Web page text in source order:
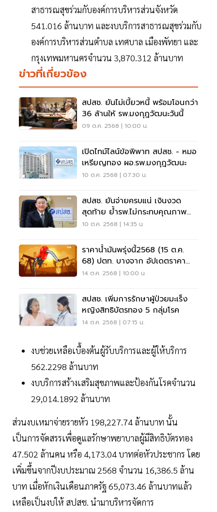
สาธารณสุขร่วมกับองค์การบริหารส่วนจังหวัด
541.016 ล้านบาท และงบบริการสาธารณสุขร่วมกับ
องค์การบริหารส่วนตำบล เทศบาล เมืองพัทยา และ
กรุงเทพมหานครจำนวน 3,870.312 ล้านบาท
ข่าวที่เกี่ยวข้อง
สปสช. ยันไม่เบี้ยวหนี้ พร้อมโอนกว่า
36 ล้านให้ รพ.มงกุฎวัฒนะวันนี้
09 ต.ค. 2568 | 10:00 น.
เปิดไทม์ไลน์ข้อพิพาท สปสช. - หมอ
เหรียญทอง ผอ.รพ.มงกุฎวัฒนะ
10 ต.ค. 2568 | 07:30 น.
สปสช. ยันจ่ายครบแน่ เงินงวด
สุดท้าย ย้ำรพ.ไม่กระทบคุณภาพ
รักษา
10 ต.ค. 2568 | 14:35 น.
ราคาน้ำมันพรุ่งนี้2568 (15 ต.ค.
68) ปตท. บางจาก อัปเดตราคา
ล่าสุด
14 ต.ค. 2568 | 10:00 น.
สปสช. เพิ่มการรักษาผู้ป่วยมะเร็ง
หญิงสิทธิบัตรทอง 5 กลุ่มโรค
14 ต.ค. 2568 | 07:15 น.
งบช่วยเหลือเบื้องต้นผู้รับบริการและผู้ให้บริการ
562.2298 ล้านบาท
งบบริการสร้างเสริมสุขภาพและป้องกันโรคจำนวน
29,014.1892 ล้านบาท
ส่วนงบเหมาจ่ายรายหัว 198,227.74 ล้านบาท นั้น
เป็นการจัดสรรเพื่อดูแลรักษาพยาบาลผู้มีสิทธิบัตรทอง
47.502 ล้านคน หรือ 4,173.04 บาทต่อหัวประชากร โดย
เพิ่มขึ้นจากปีงบประมาณ 2568 จำนวน 16,386.5 ล้าน
บาท เมื่อหักเงินเดือนภาครัฐ 65,073.46 ล้านบาทแล้ว
เหลือเป็นงบให้ สปสช. นำมาบริหารจัดการ